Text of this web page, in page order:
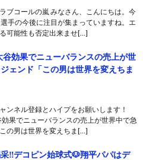
ブコールの嵐 みなさん、こんにちは。今
手の今後に注目が集まっていますね。エ
可能性も否定出来ませ[…]
谷効果でニューバランスの売上が世
ェンド「この男は世界を変えちま
ンネル登録とハイプをお願いします！
効果でニューバランスの売上が世界中で急
の男は世界を変えちま[…]
‼️デコピン始球式🐶翔平パパはデ